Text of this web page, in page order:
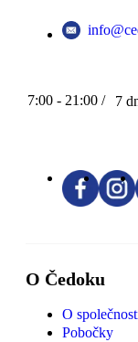
7:00 - 21:00 / 7
O Čedoku
O
Pobočky